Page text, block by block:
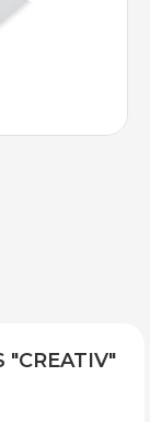
"CREATIV"